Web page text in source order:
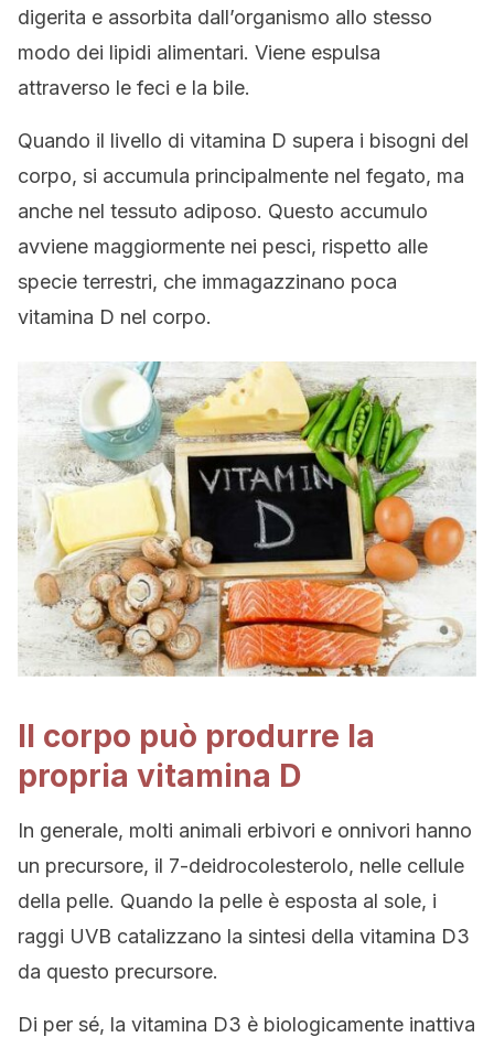
digerita e assorbita dall’organismo allo stesso
modo dei lipidi alimentari. Viene espulsa
attraverso le feci e la bile.
Quando il livello di vitamina D supera i bisogni del
corpo, si accumula principalmente nel fegato, ma
anche nel tessuto adiposo. Questo accumulo
avviene maggiormente nei pesci, rispetto alle
specie terrestri, che immagazzinano poca
vitamina D nel corpo.
Il corpo può produrre la
propria vitamina D
In generale, molti animali erbivori e onnivori hanno
un precursore, il 7-deidrocolesterolo, nelle cellule
della pelle. Quando la pelle è esposta al sole, i
raggi UVB catalizzano la sintesi della vitamina D3
da questo precursore.
Di per sé, la vitamina D3 è biologicamente inattiva